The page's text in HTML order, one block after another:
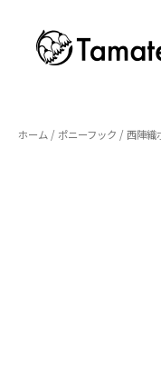
ホーム /ポニーフック / 西陣織